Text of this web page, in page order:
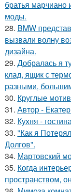
братья марчиано
моды.
28. BMW
вызвали волну
дизайна.
29. Добралась я
клад, ящик с
разными,
30. Круглые
31. Автор -
32. Кухня -
33. "Как я
Долгов".
34. Мартовский
35. Когда
пространством,